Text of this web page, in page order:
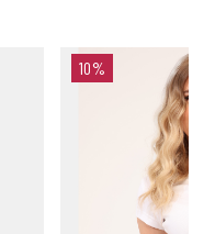
10%